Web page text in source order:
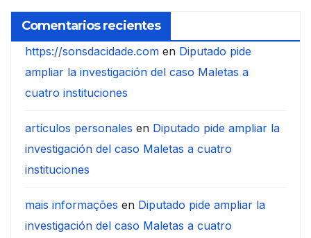
Comentarios recientes
https://sonsdacidade.com en Diputado pide
ampliar la investigación del caso Maletas a
cuatro instituciones
artículos personales en Diputado pide ampliar la
investigación del caso Maletas a cuatro
instituciones
mais informações en Diputado pide ampliar la
investigación del caso Maletas a cuatro